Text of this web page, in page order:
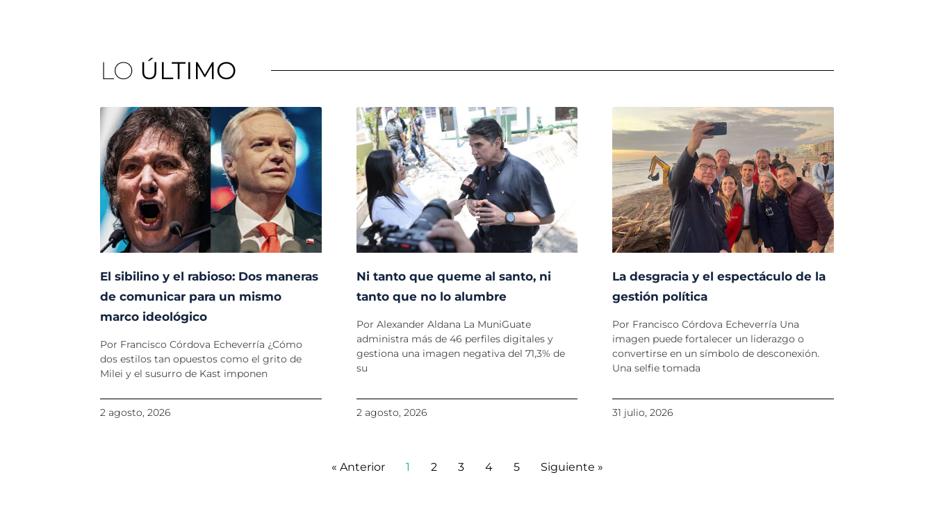
LO ÚLTIMO
El sibilino y el rabioso: Dos maneras
de comunicar para un mismo
marco ideológico
Por Francisco Córdova Echeverría ¿Cómo
dos estilos tan opuestos como el grito de
Milei y el susurro de Kast imponen
2 agosto, 2026
Ni tanto que queme al santo, ni
tanto que no lo alumbre
Por Alexander Aldana La MuniGuate
administra más de 46 perfiles digitales y
gestiona una imagen negativa del 71,3% de
su
2 agosto, 2026
La desgracia y el espectáculo de la
gestión política
Por Francisco Córdova Echeverría Una
imagen puede fortalecer un liderazgo o
convertirse en un símbolo de desconexión.
Una selfie tomada
31 julio, 2026
« Anterior 1 2 3 4 5 Siguiente »